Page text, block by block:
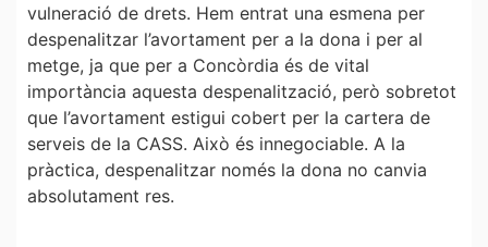
vulneració de drets. Hem entrat una esmena per
despenalitzar l’avortament per a la dona i per al
metge, ja que per a Concòrdia és de vital
importància aquesta despenalització, però sobretot
que l’avortament estigui cobert per la cartera de
serveis de la CASS. Això és innegociable. A la
pràctica, despenalitzar només la dona no canvia
absolutament res.